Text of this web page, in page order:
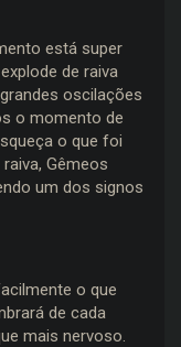
está super
de raiva
oscilações
o momento de
o que foi
Gêmeos
um dos signos
o que
de cada
mais nervoso.